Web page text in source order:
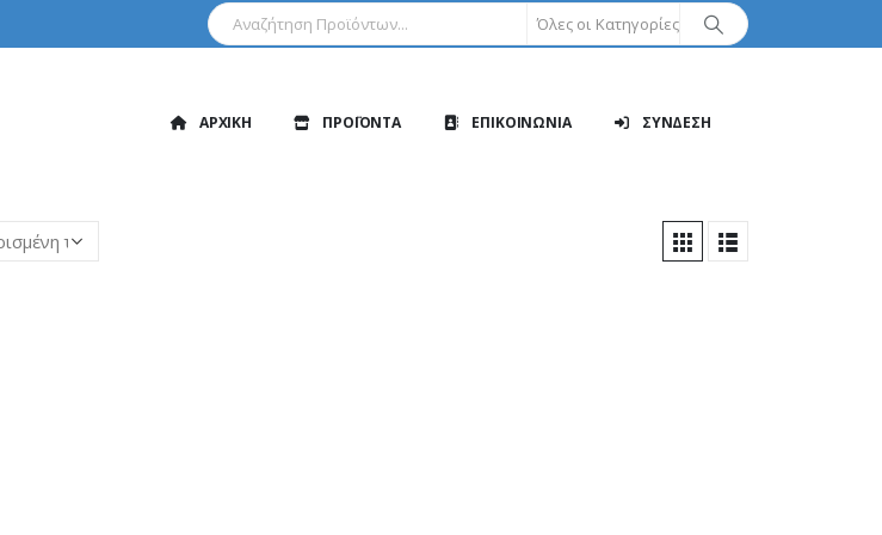
Όλες οι Κατηγορίες
ΑΡΧΙΚΗ ΠΡΟΪΟΝΤΑ ΕΠΙΚΟΙΝΩΝΙΑ ΣΥΝΔΕΣΗ